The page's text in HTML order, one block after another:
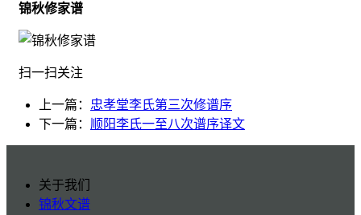
锦秋修家谱
扫一扫关注
上一篇： 忠孝堂李氏第三次修谱序
下一篇： 顺阳李氏一至八次谱序译文
关于我们
锦秋文谱